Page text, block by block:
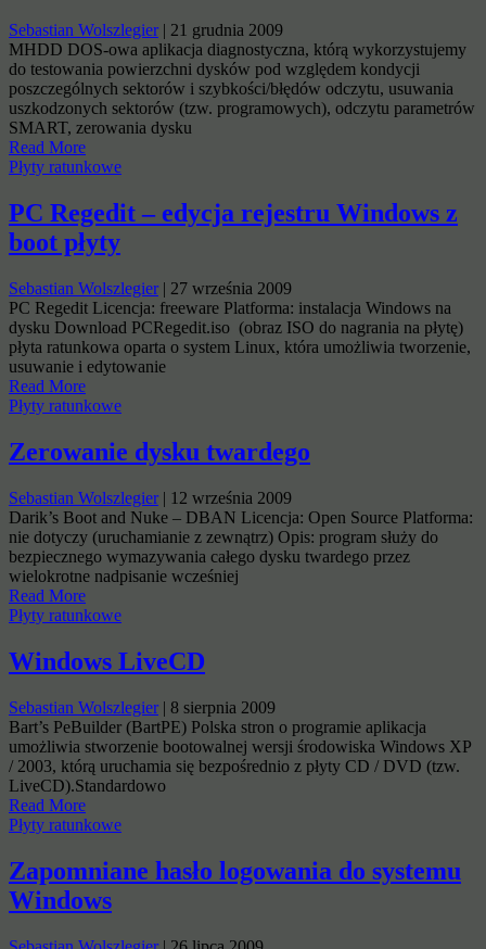
Sebastian Wolszlegier| 21 grudnia 2009
MHDD DOS-owa aplikacja diagnostyczna, którą wykorzystujemy
do testowania powierzchni dysków pod względem kondycji
poszczególnych sektorów i szybkości/błędów odczytu, usuwania
uszkodzonych sektorów (tzw. programowych), odczytu parametrów
SMART, zerowania dysku
Read More
Płyty ratunkowe
PC Regedit – edycja rejestru Windows z
boot płyty
Sebastian Wolszlegier| 27 września 2009
PC Regedit Licencja: freeware Platforma: instalacja Windows na
dysku Download PCRegedit.iso (obraz ISO do nagrania na płytę)
płyta ratunkowa oparta o system Linux, która umożliwia tworzenie,
usuwanie i edytowanie
Read More
Płyty ratunkowe
Zerowanie dysku twardego
Sebastian Wolszlegier| 12 września 2009
Darik’s Boot and Nuke – DBAN Licencja: Open Source Platforma:
nie dotyczy (uruchamianie z zewnątrz) Opis: program służy do
bezpiecznego wymazywania całego dysku twardego przez
wielokrotne nadpisanie wcześniej
Read More
Płyty ratunkowe
Windows LiveCD
Sebastian Wolszlegier| 8 sierpnia 2009
Bart’s PeBuilder (BartPE) Polska stron o programie aplikacja
umożliwia stworzenie bootowalnej wersji środowiska Windows XP
/ 2003, którą uruchamia się bezpośrednio z płyty CD / DVD (tzw.
LiveCD).Standardowo
Read More
Płyty ratunkowe
Zapomniane hasło logowania do systemu
Windows